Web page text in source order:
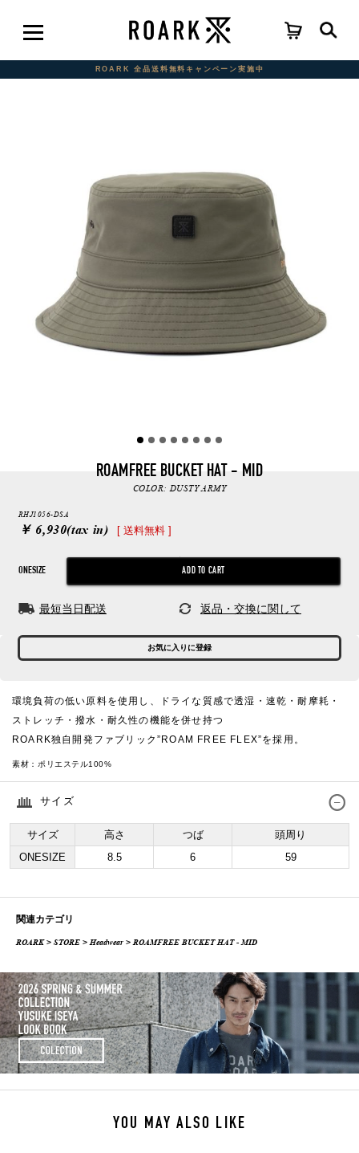
ROARK 全品送料無料キャンペーン実施中
ROAMFREE BUCKET HAT - MID
COLOR:DUSTY ARMY
RHJ1056-DSA
￥ 6,930(tax in) [ 送料無料 ]
ONESIZE
最短当日配送 返品・交換に関して
お気に入りに登録
環境負荷の低い原料を使用し、ドライな質感で透湿・速乾・耐摩耗・
ストレッチ・撥水・耐久性の機能を併せ持つ
ROARK独自開発ファブリック”ROAM FREE FLEX”を採用。
素材： ポリエステル100%
サイズ
サイズ 高さ つば
頭周り
ONESIZE
8.5 6 59
関連カテゴリ
ROARK>STORE >Headwear > ROAMFREE BUCKET HAT - MID
YOU MAY ALSO LIKE